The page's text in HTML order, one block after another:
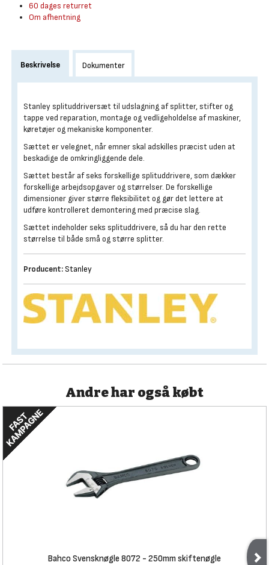
60 dages returret
Om afhentning
Beskrivelse Dokumenter
Stanley splituddriversæt til udslagning af splitter, stifter og
tappe ved reparation, montage og vedligeholdelse af maskiner,
køretøjer og mekaniske komponenter.
Sættet er velegnet, når emner skal adskilles præcist uden at
beskadige de omkringliggende dele.
Sættet består af seks forskellige splituddrivere, som dækker
forskellige arbejdsopgaver og størrelser. De forskellige
dimensioner giver større fleksibilitet og gør det lettere at
udføre kontrolleret demontering med præcise slag.
Sættet indeholder seks splituddrivere, så du har den rette
størrelse til både små og større splitter.
Producent: Stanley
Andre har også købt
Bahco Svensknøgle 8072 - 250mm skiftenøgle